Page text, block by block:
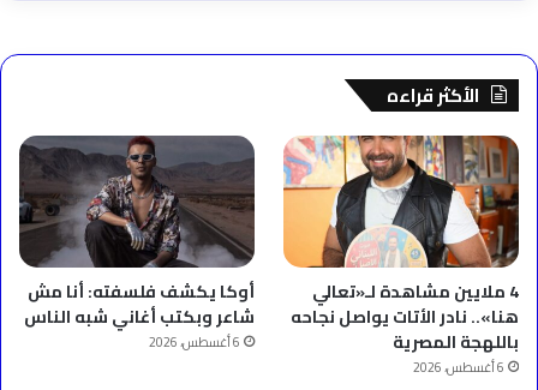
الأكثر قراءه
4 ملايين مشاهدة لـ«تعالي
هنا».. نادر الأتات يواصل نجاحه
باللهجة المصرية
6 أغسطس، 2026
أوكا يكشف فلسفته: أنا مش
شاعر وبكتب أغاني شبه الناس
6 أغسطس، 2026